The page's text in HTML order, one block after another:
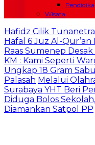
Wisata
Hafidz Cilik
Hafal 6 Juz Al-
Raas Sumenep
KM : Kami Seperti
Ungkap 18 Gram
Palasah Melalui
Surabaya YHT Beri
Diduga Bolos
Diamankan Satpol PP